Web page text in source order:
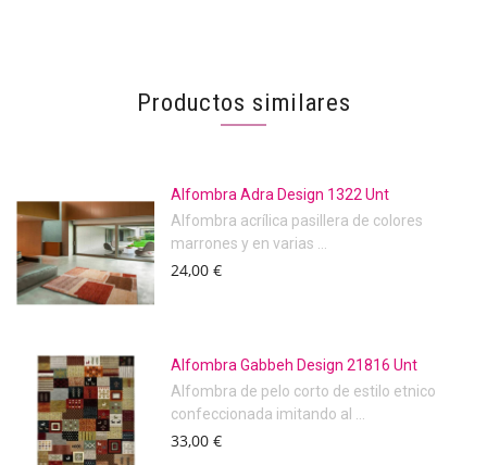
Productos similares
Alfombra Adra Design 1322 Unt
Alfombra acrílica pasillera de colores
marrones y en varias ...
24,00 €
Alfombra Gabbeh Design 21816 Unt
Alfombra de pelo corto de estilo etnico
confeccionada imitando al ...
33,00 €